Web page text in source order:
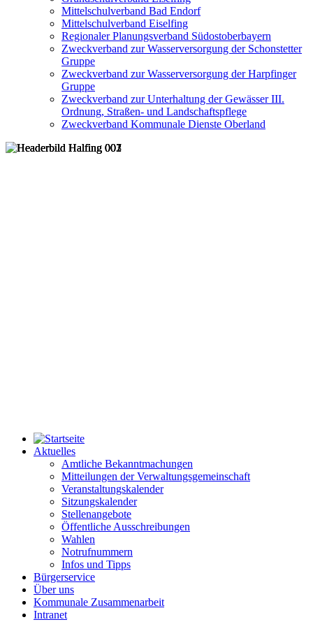
Mittelschulverband Bad Endorf
Mittelschulverband Eiselfing
Regionaler Planungsverband Südostoberbayern
Zweckverband zur Wasserversorgung der Schonstetter
Gruppe
Zweckverband zur Wasserversorgung der Harpfinger
Gruppe
Zweckverband zur Unterhaltung der Gewässer III.
Ordnung, Straßen- und Landschaftspflege
Zweckverband Kommunale Dienste Oberland
Aktuelles
Amtliche Bekanntmachungen
Mitteilungen der Verwaltungsgemeinschaft
Veranstaltungskalender
Sitzungskalender
Stellenangebote
Öffentliche Ausschreibungen
Wahlen
Notrufnummern
Infos und Tipps
Bürgerservice
Über uns
Kommunale Zusammenarbeit
Intranet